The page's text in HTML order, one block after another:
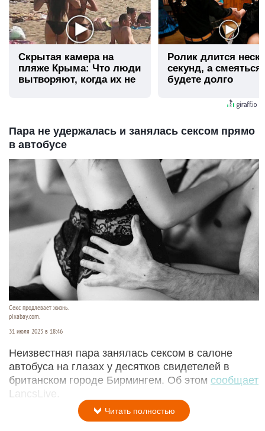
Скрытая камера на
пляже Крыма: Что люди
вытворяют, когда их не
Ролик длится
секунд, а
будете долго
Пара не удержалась и занялась сексом прямо
в автобусе
Секс продлевает жизнь.
pixabay.com.
31 июля 2023 в 18:46
Неизвестная пара занялась сексом в салоне
автобуса на глазах у десятков свидетелей в
британском городе Бирмингем. Об этом сообщает
LancsLive.
Читать полностью